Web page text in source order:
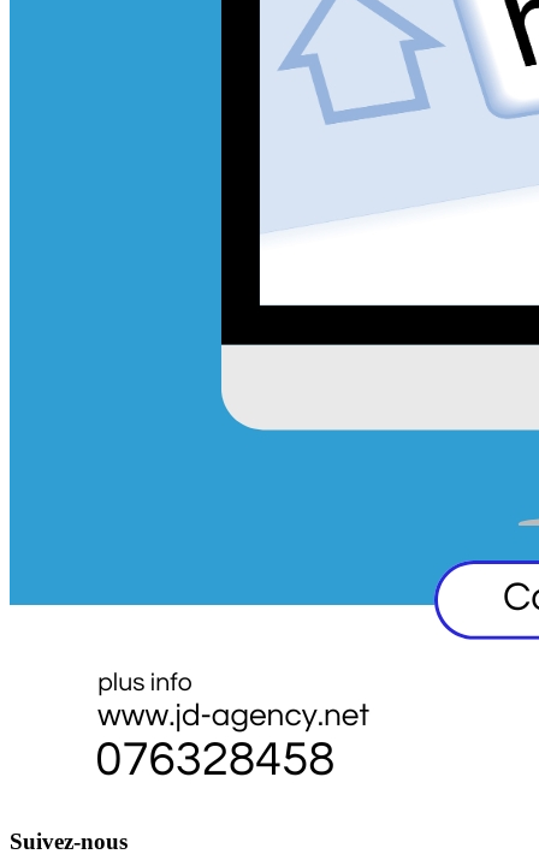
Suivez-nous